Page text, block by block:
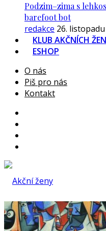
Podzim–zima s
barefoot bot
redakce 26.
KLUB AKČNÍCH ŽEN
ESHOP
O nás
Piš pro nás
Kontakt